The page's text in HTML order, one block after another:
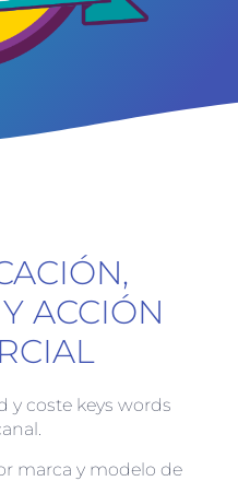
de Leads para el
ACCIÓN
y coste keys words
marca y modelo de